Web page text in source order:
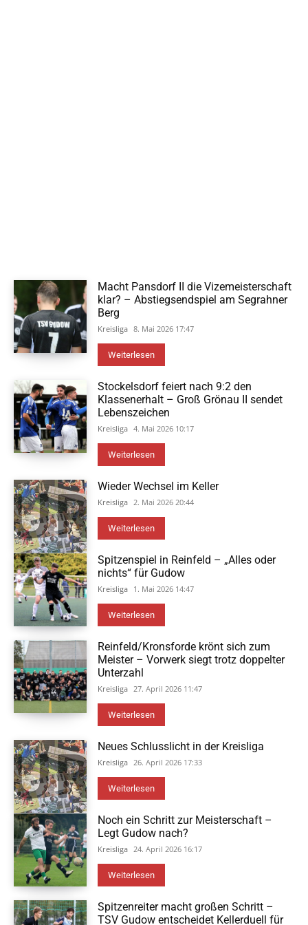
Macht Pansdorf II die Vizemeisterschaft
klar? – Abstiegsendspiel am Segrahner
Berg
Kreisliga 8. Mai 2026 17:47
Weiterlesen
Stockelsdorf feiert nach 9:2 den
Klassenerhalt – Groß Grönau II sendet
Lebenszeichen
Kreisliga 4. Mai 2026 10:17
Weiterlesen
Wieder Wechsel im Keller
Kreisliga 2. Mai 2026 20:44
Weiterlesen
Spitzenspiel in Reinfeld – „Alles oder
nichts“ für Gudow
Kreisliga 1. Mai 2026 14:47
Weiterlesen
Reinfeld/Kronsforde krönt sich zum
Meister – Vorwerk siegt trotz doppelter
Unterzahl
Kreisliga 27. April 2026 11:47
Weiterlesen
Neues Schlusslicht in der Kreisliga
Kreisliga 26. April 2026 17:33
Weiterlesen
Noch ein Schritt zur Meisterschaft –
Legt Gudow nach?
Kreisliga 24. April 2026 16:17
Weiterlesen
Spitzenreiter macht großen Schritt –
TSV Gudow entscheidet Kellerduell für